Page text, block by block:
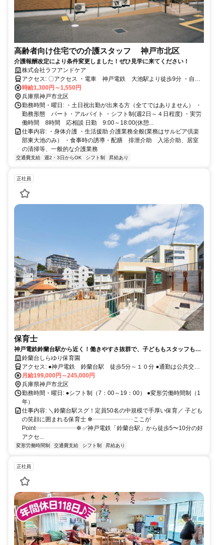
高齢者向け住宅での介護スタッフ 神戸市北区
介護報酬改定により条件変更しました！ぜひ見学に来てください！
株式会社ラフアンドケア
アクセス: 〇アクセス ・電車 神戸電鉄 大池駅より徒歩9分 ・自家
用車・バイク・自転車通勤可(敷地内に無料駐車場有) ・公共交通機
関・自家用車・バイクは会社の規定により通勤手当支給
時給1,300円～1,550円
兵庫県神戸市北区
勤務時間・曜日: ・土日祝出勤が出来る方（全てではありません） ・
勤務形態 パート・アルバイト ・シフト制(週2日～４日程度) ・実労
働時間 8時間 応相談 日勤 9:00～18:00(休憩...
仕事内容: ・身体介護 ・生活援助 介護業務全般(業務はサルビア倶楽
部東大池のみ） ・食事時の誘導・配膳 排泄介助 入浴介助、居室
の清掃等、一般的な介護業務
交通費支給 週2・3日からOK シフト制 昇給あり
正社員
保育士
神戸電鉄鈴蘭台駅から近く！働きやすさ抜群で、子どももスタッフも大
切にしている職場です。
鈴蘭台しらゆり保育園
アクセス: ●神戸電鉄 鈴蘭台駅 徒歩5分～１０分 ●通勤は公共交通
機関か徒歩となります。
月給199,000円～245,000円
兵庫県神戸市北区
勤務時間・曜日: ●シフト制（7：00～19：00） ●変形労働時間制（1
年）
仕事内容: ＼鈴蘭台駅スグ！定員50名の中規模で手厚い保育／ 子ども
の笑顔に囲まれる保育士 ✼┈┈┈┈┈┈┈ここが
Point┈┈┈┈┈┈┈✼ ✅神戸電鉄「鈴蘭台駅」から徒歩5〜10分の好
アクセ...
変形労働時間制 交通費支給 シフト制 昇給あり
正社員